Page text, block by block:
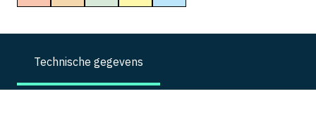
Technische gegevens